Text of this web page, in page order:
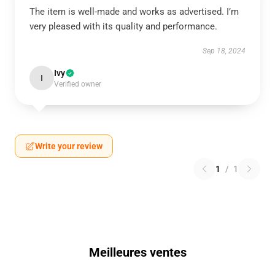
The item is well-made and works as advertised. I’m
very pleased with its quality and performance.
Sep 18, 2024
I Ivy
Verified owner
Write your review
1 / 1
Meilleures ventes